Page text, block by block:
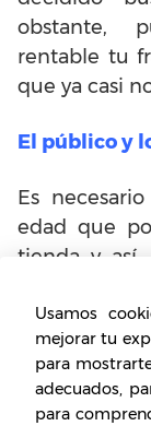
obstante,
rentable tu
que ya casi
El público y
Es
edad que
tienda y así,
instalar la
debes
tus clientes
rango de
Usamos
mejorar tu
para
adecuados,
para